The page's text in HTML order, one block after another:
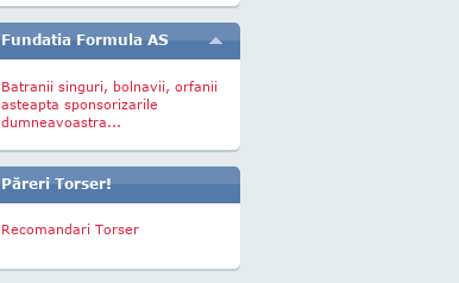
Fundatia Formula AS
Batranii singuri, bolnavii, orfanii
asteapta sponsorizarile
dumneavoastra...
Păreri Torser!
Recomandari Torser